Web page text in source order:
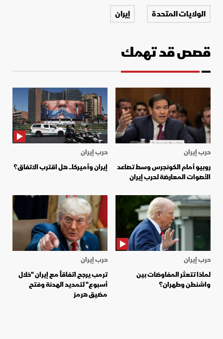
الولايات المتحدة
إيران
قصص قد تهمك
حرب إيران
روبيو أمام الكونجرس وسط تصاعد
الأصوات المعارضة لحرب إيران
حرب إيران
إيران وأميركا.. هل اقترب الاتفاق؟
حرب إيران
لماذا تتعثر المفاوضات بين
واشنطن وطهران؟
حرب إيران
ترمب يرجح اتفاقاً مع إيران "خلال
أسبوع" لتمديد الهدنة وفتح
مضيق هرمز